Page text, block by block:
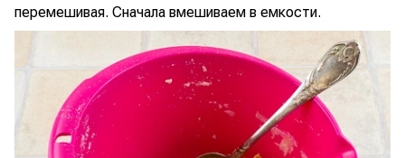
перемешивая. Сначала вмешиваем в емкости.